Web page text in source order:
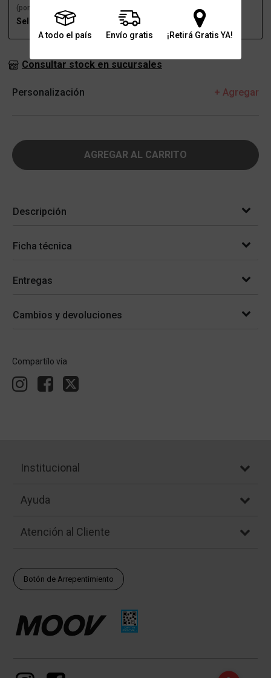
A todo el país Envío gratis ¡Retirá Gratis YA!
(por una sucursal)
Seleccioná talle Seleccioná talle
Consultar stock en sucursales
Personalización + Agregar
AGREGAR AL CARRITO
Descripción
Ficha técnica
Entregas
Cambios y devoluciones
Compartílo vía
Institucional
Ayuda
Atención al Cliente
Botón de Arrepentimiento